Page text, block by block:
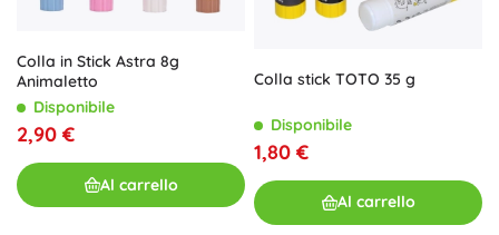
Colla in Stick Astra 8g
Animaletto
Disponibile
2,90 €
Al carrello
Colla stick TOTO 35 g
Disponibile
1,80 €
Al carrello